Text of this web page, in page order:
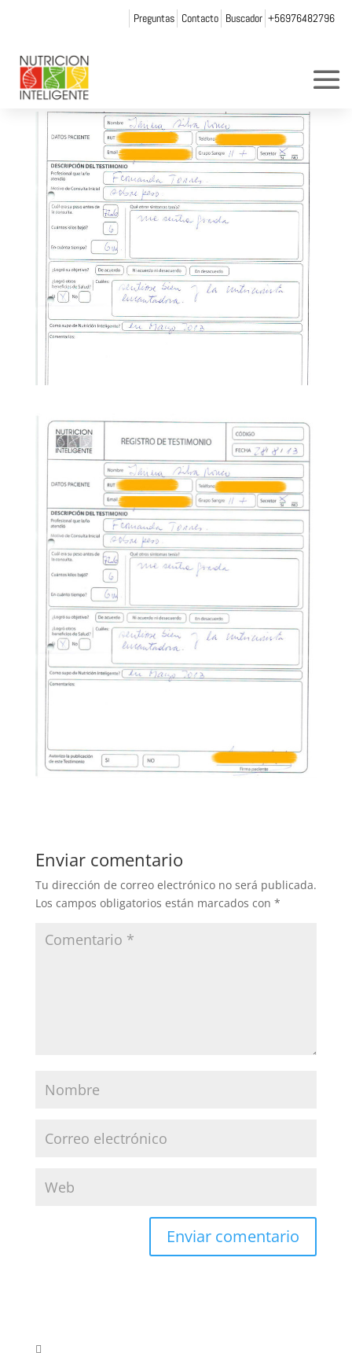
Preguntas Contacto Buscador +56976482796
javiera_silva
porandrea chicurel
Enviar comentario
Tu dirección de correo electrónico no será publicada.
Los campos obligatorios están marcados con *
